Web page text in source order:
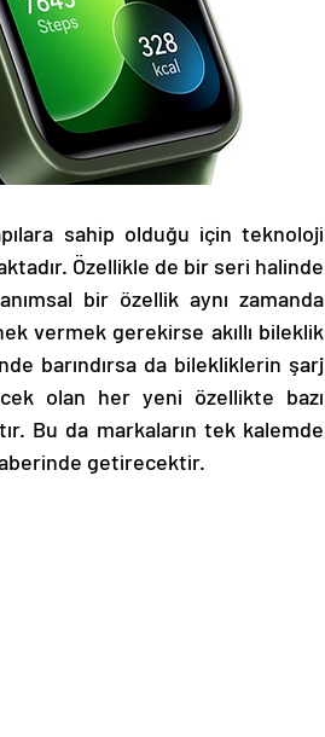
sahip olduğu için teknoloji
Özellikle de bir seri halinde
bir özellik aynı zamanda
vermek gerekirse akıllı bileklik
barındırsa da bilekliklerin şarj
olan her yeni özellikte bazı
Bu da markaların tek kalemde
getirecektir.